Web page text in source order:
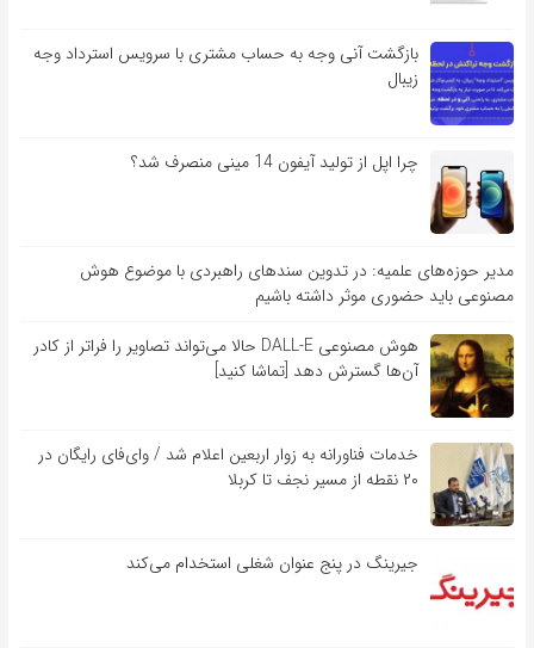
بازگشت آنی وجه به حساب مشتری با سرویس استرداد وجه
زیبال
چرا اپل از تولید آیفون 14 مینی منصرف شد؟
مدیر حوزه‌های علمیه: در تدوین سندهای راهبردی با موضوع هوش
مصنوعی باید حضوری موثر داشته باشیم
هوش مصنوعی DALL-E حالا می‌تواند تصاویر را فراتر از کادر
آن‌ها گسترش دهد [تماشا کنید]
خدمات فناورانه به زوار اربعین اعلام شد / وای‌فای رایگان در
۲۰ نقطه از مسیر نجف تا کربلا
جیرینگ در پنج عنوان شغلی استخدام می‌کند